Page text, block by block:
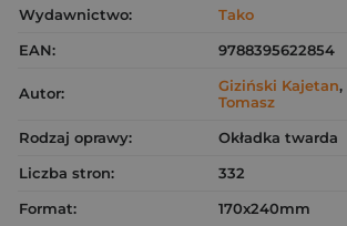
Wydawnictwo:
Tako
EAN:
9788395622854
Autor: Giziński Kajetan,
Tomasz
Rodzaj oprawy:
Okładka twarda
Liczba stron:
332
Format:
170x240mm